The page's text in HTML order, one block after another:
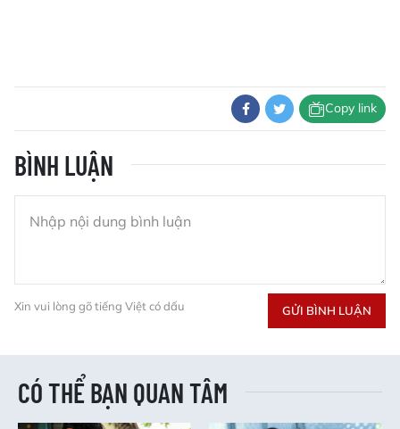
Copy link
BÌNH LUẬN
Xin vui lòng gõ tiếng Việt có dấu GỬI BÌNH LUẬN
CÓ THỂ BẠN QUAN TÂM